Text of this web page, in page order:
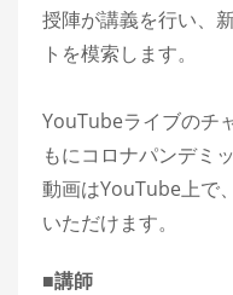
授陣が講義を行い、
トを模索します。
YouTubeライブのチ
もにコロナパンデミ
動画はYouTube上で
いただけます。
■講師